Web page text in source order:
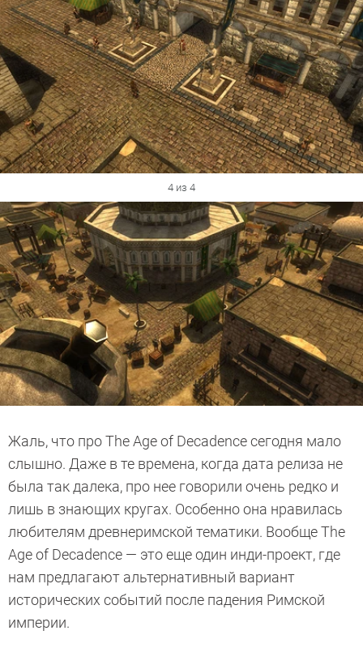
4 из 4
Жаль, что про The Age of Decadence сегодня мало
слышно. Даже в те времена, когда дата релиза не
была так далека, про нее говорили очень редко и
лишь в знающих кругах. Особенно она нравилась
любителям древнеримской тематики. Вообще The
Age of Decadence — это еще один инди-проект, где
нам предлагают альтернативный вариант
исторических событий после падения Римской
империи.